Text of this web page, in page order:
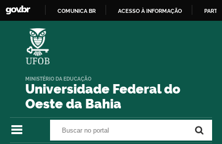
COMUNICA BR ACESSO À INFORMAÇÃO
Universidade Federal do
Oeste da Bahia
MINISTÉRIO DA EDUCAÇÃO